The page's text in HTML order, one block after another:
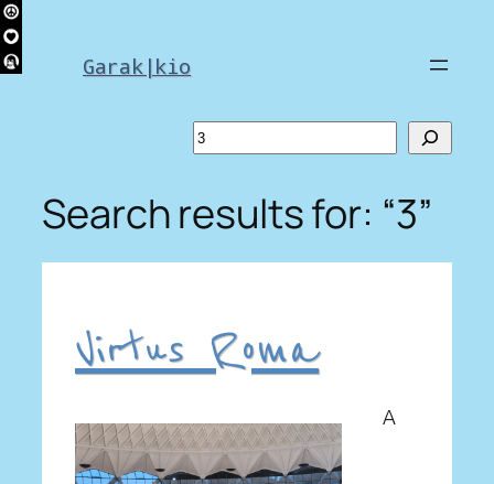
Skip
to
content Garak|kio
Search
Search results for: “3”
Virtus Roma
A